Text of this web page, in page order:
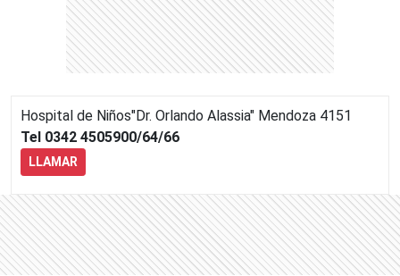
Hospital de Niños"Dr. Orlando Alassia" Mendoza 4151
Tel 0342 4505900/64/66
LLAMAR